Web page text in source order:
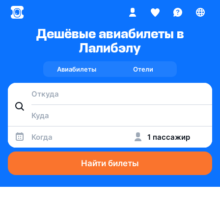
Дешёвые авиабилеты в
Лалибэлу
Авиабилеты Отели
Когда 1 пассажир
Найти билеты